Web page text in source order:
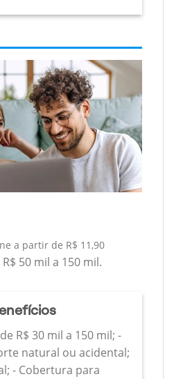
a partir de R$ 11,90
50 mil a 150 mil.
R$ 30 mil a 150 mil; -
natural ou acidental;
- Cobertura para